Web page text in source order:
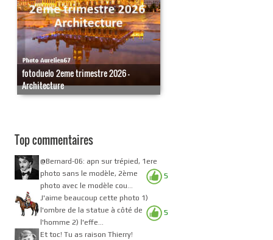
fotoduelo 2eme trimestre 2026 -
Architecture
Top commentaires
5
@Bernard-06: apn sur trépied, 1ere
photo sans le modèle, 2ème
photo avec le modèle cou...
5
J'aime beaucoup cette photo 1)
l'ombre de la statue à côté de
l'homme 2) l'effe...
Et toc! Tu as raison Thierry!